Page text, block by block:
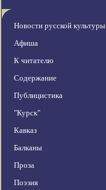
Новости русской культуры
Афиша
К читателю
Содержание
Публицистика
"Курск"
Кавказ
Балканы
Проза
Поэзия